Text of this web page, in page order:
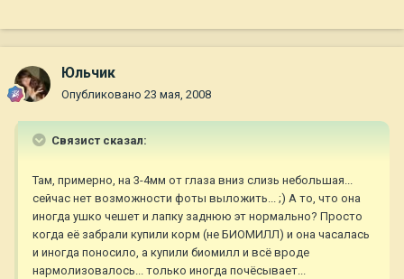
Юльчик
Опубликовано 23 мая, 2008
Связист сказал:
Там, примерно, на 3-4мм от глаза вниз слизь небольшая...
сейчас нет возможности фоты выложить... ;) А то, что она
иногда ушко чешет и лапку заднюю эт нормально? Просто
когда её забрали купили корм (не БИОМИЛЛ) и она часалась
и иногда поносило, а купили биомилл и всё вроде
нармолизовалось... только иногда почёсывает...